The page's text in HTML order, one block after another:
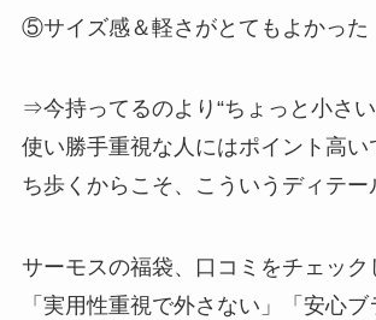
⑤サイズ感＆軽さがとてもよかった
⇒今持ってるのより“ちょっと小さい
使い勝手重視な人にはポイント高い
ち歩くからこそ、こういうディテー
サーモスの福袋、口コミをチェック
「実用性重視で外さない」「安心